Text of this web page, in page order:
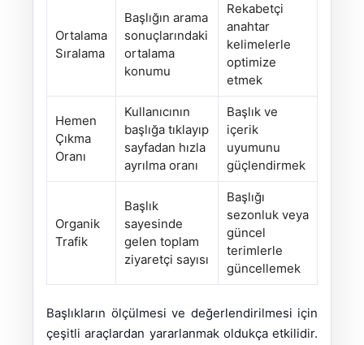
Ortalama
Sıralama
Başlığın arama
sonuçlarındaki
ortalama
konumu
Rekabetçi
anahtar
kelimelerle
optimize
etmek
Hemen
Çıkma
Oranı
Kullanıcının
başlığa tıklayıp
sayfadan hızla
ayrılma oranı
Başlık ve
içerik
uyumunu
güçlendirmek
Organik
Trafik
Başlık
sayesinde
gelen toplam
ziyaretçi sayısı
Başlığı
sezonluk veya
güncel
terimlerle
güncellemek
Başlıkların ölçülmesi ve değerlendirilmesi için
çeşitli araçlardan yararlanmak oldukça etkilidir.